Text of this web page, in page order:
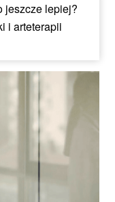
jeszcze lepiej?
i arteterapii